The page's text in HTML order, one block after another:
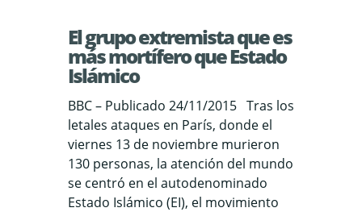
El grupo extremista que es
más mortífero que Estado
Islámico
BBC – Publicado 24/11/2015 Tras los
letales ataques en París, donde el
viernes 13 de noviembre murieron
130 personas, la atención del mundo
se centró en el autodenominado
Estado Islámico (EI), el movimiento